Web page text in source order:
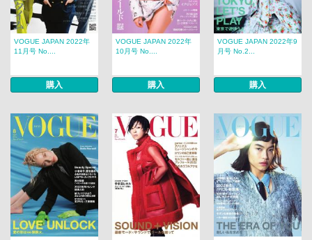
VOGUE JAPAN 2022年
11月号 No....
購入
VOGUE JAPAN 2022年
10月号 No....
購入
VOGUE JAPAN 2022年9
月号 No.2...
購入